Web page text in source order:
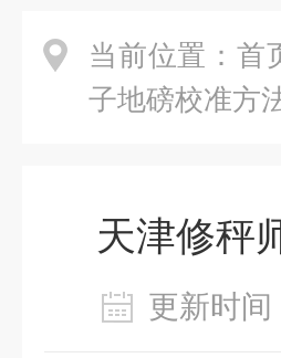
当前位置： 首
子地磅校准方
天津修秤
更新时